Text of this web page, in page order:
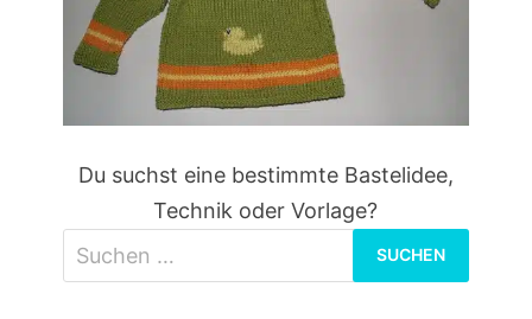
Du suchst eine bestimmte Bastelidee,
Technik oder Vorlage?
nach: